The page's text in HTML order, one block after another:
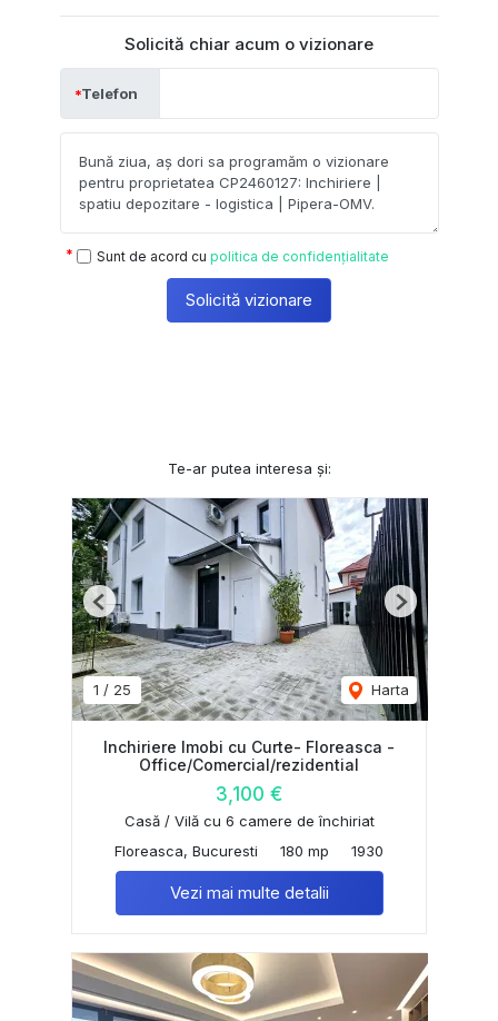
Solicită chiar acum o vizionare
Telefon
Sunt de acord cu politica de confidențialitate
Solicită vizionare
Te-ar putea interesa și:
1 / 25 Harta
Previous Next
Inchiriere Imobi cu Curte- Floreasca -
Office/Comercial/rezidential
3,100 €
Casă / Vilă cu 6 camere de închiriat
Floreasca, Bucuresti
180 mp 1930
Vezi mai multe detalii